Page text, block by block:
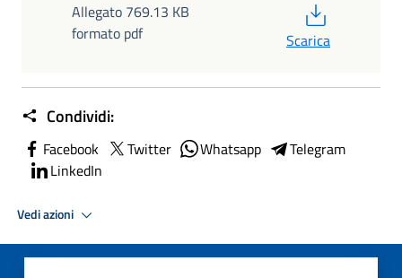
Allegato 769.13 KB
formato pdf
Scarica
Condividi:
Facebook Twitter Whatsapp
Telegram
LinkedIn
Vedi azioni